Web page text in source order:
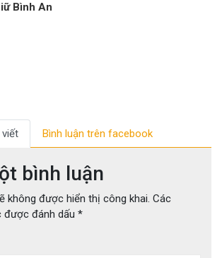
Bình An
viết Bình luận trên facebook
bình luận
không được hiển thị công khai. Các
được đánh dấu *